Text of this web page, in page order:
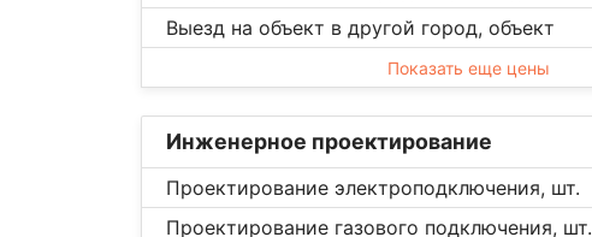
Выезд на объект в другой город, объект
Показать еще цены
Инженерное проектирование
Проектирование электроподключения, шт.
Проектирование газового подключения, шт.